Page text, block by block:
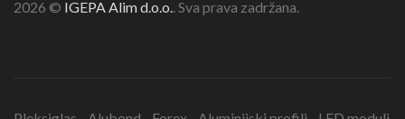
2026 © IGEPA Alim d.o.o.. Sva prava zadržana.